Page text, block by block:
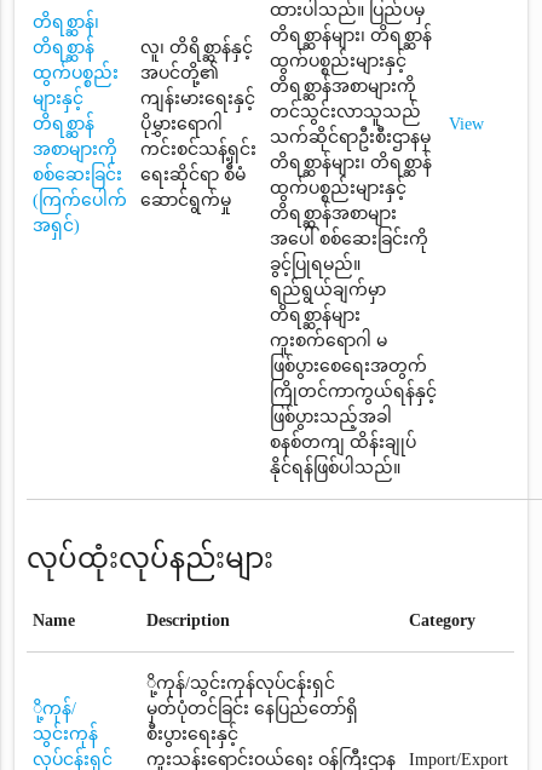
တိရစ္ဆာန်၊
တိရစ္ဆာန်
ထွက်ပစ္စည်း
များနှင့်
တိရစ္ဆာန်
အစာများကို
စစ်ဆေးခြင်း
(ကြက်ပေါက်
အရှင်)
လူ၊ တိရိစ္ဆာန်နှင့်
အပင်တို့၏
ကျန်းမားရေးနှင့်
ပိုမွှားရောဂါ
ကင်းစင်သန့်ရှင်း
ရေးဆိုင်ရာ စီမံ
ဆောင်ရွက်မှု
ထားပါသည်။ ပြည်ပမှ
တိရစ္ဆာန်များ၊ တိရစ္ဆာန်
ထွက်ပစ္စည်းများနှင့်
တိရစ္ဆာန်အစာများကို
တင်သွင်းလာသူသည်
သက်ဆိုင်ရာဦးစီးဌာနမှ
တိရစ္ဆာန်များ၊ တိရစ္ဆာန်
ထွက်ပစ္စည်းများနှင့်
တိရစ္ဆာန်အစာများ
အပေါ် စစ်ဆေးခြင်းကို
ခွင့်ပြုရမည်။
ရည်ရွယ်ချက်မှာ
တိရစ္ဆာန်များ
ကူးစက်ရောဂါ မ
ဖြစ်ပွားစေရေးအတွက်
ကြိုတင်ကာကွယ်ရန်နှင့်
ဖြစ်ပွားသည့်အခါ
စနစ်တကျ ထိန်းချုပ်
နိုင်ရန်ဖြစ်ပါသည်။
View
လုပ်ထုံးလုပ်နည်းများ
Name Description Category
ို့ကုန်/
သွင်းကုန်
လုပ်ငန်းရှင်
ို့ကုန်/သွင်းကုန်လုပ်ငန်းရှင်
မှတ်ပုံတင်ခြင်း နေပြည်တော်ရှိ
စီးပွားရေးနှင့်
ကူးသန်းရောင်းဝယ်ရေး ဝန်ကြီးဌာန
Import/Export